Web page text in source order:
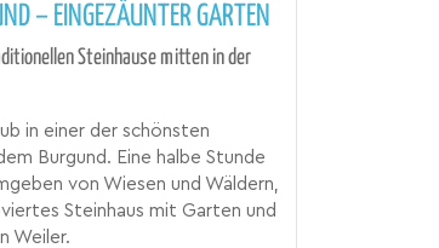
– EINGEZÄUNTER GARTEN
Steinhause mitten in der
in einer der schönsten
Burgund. Eine halbe Stunde
von Wiesen und Wäldern,
Steinhaus mit Garten und
Weiler.